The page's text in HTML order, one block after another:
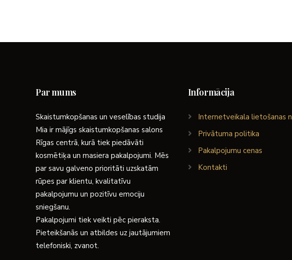
Par mums
Skaistumkopšanas un veselības studija
Mia ir mājīgs skaistumkopšanas salons
Rīgas centrā, kurā tiek piedāvāti
kosmētiķa un masiera pakalpojumi. Mēs
par savu galveno prioritāti uzskatām
rūpes par klientu, kvalitatīvu
pakalpojumu un pozitīvu emociju
sniegšanu.
Pakalpojumi tiek veikti pēc pieraksta.
Pieteikšanās un atbildes uz jautājumiem
telefoniski, zvanot.
Informācija
Internetveikala lietošanas
Privātuma politika
Pakalpojumu cenas
Kontakti